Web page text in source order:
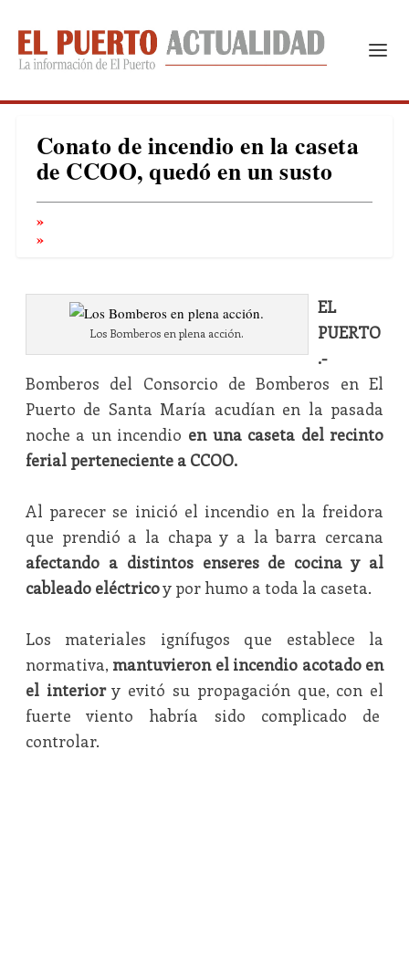
Conato de incendio en la caseta
de CCOO, quedó en un susto
Los Bomberos en plena acción.
EL
PUERTO
.-
Bomberos del Consorcio de Bomberos en El
Puerto de Santa María acudían en la pasada
noche a un incendio en una caseta del recinto
ferial perteneciente a CCOO.
Al parecer se inició el incendio en la freidora
que prendió a la chapa y a la barra cercana
afectando a distintos enseres de cocina y al
cableado eléctricoy por humo a toda la caseta.
Los materiales ignífugos que establece la
normativa, mantuvieron el incendio acotado en
el interiory evitó su propagación que, con el
fuerte viento habría sido complicado de
controlar.